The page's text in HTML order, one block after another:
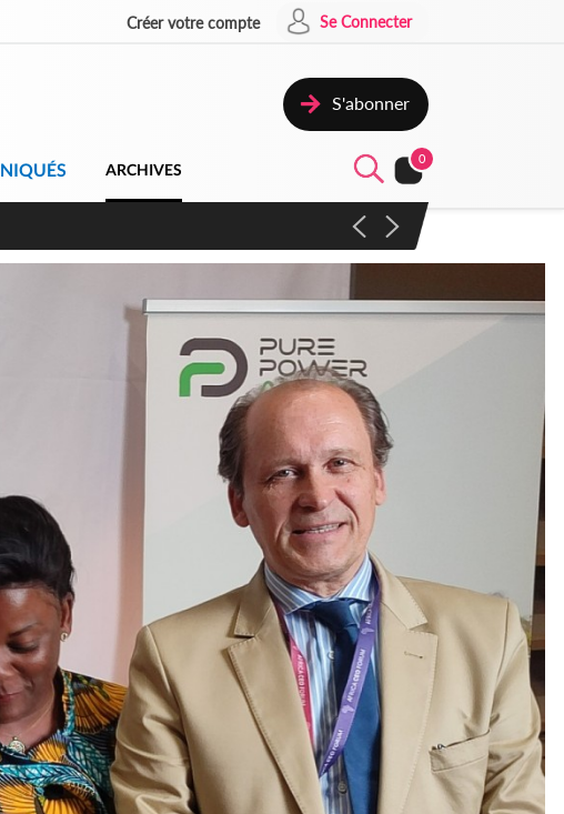
Créer votre compte Se Connecter
S'abonner
ARCHIVES
0
campagne contre les produits